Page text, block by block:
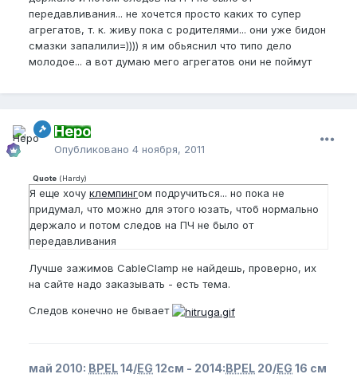
передавливания... не хочется просто каких то супер
агрегатов, т. к. живу пока с родителями... они уже бидон
смазки запалили=)))) я им обьяснил что типо дело
молодое... а вот думаю мего агрегатов они не поймут
Неро
Опубликовано 4 ноября, 2011
Quote (Hardy)
Я еще хочу клемпингом подручиться... но пока не
придумал, что можно для этого юзать, чтоб нормально
держало и потом следов на ПЧ не было от
передавливания
Лучше зажимов CableClamp не найдешь, проверно, их
на сайте надо заказывать - есть тема.
Следов конечно не бывает
май 2010: BPEL14/EG 12см - 2014:BPEL 20/EG 16 см